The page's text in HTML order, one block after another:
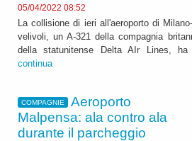
05/04/2022 08:52
La collisione di ieri all'aeroporto di
velivoli, un A-321 della compagnia
della statunitense Delta AIr Lines, ha
continua
COMPAGNIE
Aeroporto
Malpensa: ala contro ala
durante il parcheggio